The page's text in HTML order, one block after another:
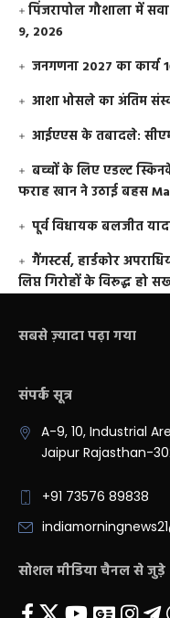
​पिंजरापोल गौशाला में
9, 2026
जनगणना 2027 का कार्य
आशा भोसले का अंतिम
आईएएस के तबादले:
बच्चों के लिए एडल्ट
फराह खान ने उठाई बहस
पूर्व विधायक बलजीत
गैंगस्टर्स, हार्डकोर
लिप्त गिरोहों के विरूद्ध हो
सबसे ज़्यादा पढ़ा गया
संपर्क सूत्र
A-9, 10, Industrial
Jaipur Rajasthan-
+91 73576 89838
सोशल मीडिया चैनल से जुड़े